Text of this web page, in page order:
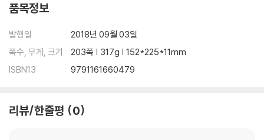
품목정보
발행일
2018년 09월 03일
쪽수, 무게, 크기
203쪽 | 317g | 152*225*11mm
ISBN13
9791161660479
리뷰/한줄평 0